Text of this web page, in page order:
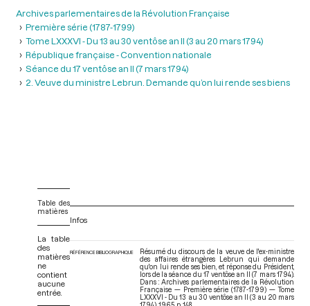
Archives parlementaires de la Révolution Française
Première série (1787-1799)
Tome LXXXVI - Du 13 au 30 ventôse an II (3 au 20 mars 1794)
République française - Convention nationale
Séance du 17 ventôse an II (7 mars 1794)
2. Veuve du ministre Lebrun. Demande qu’on lui rende ses biens
Table des
matières
La table
des
matières
ne
contient
aucune
entrée.
Infos
RÉFÉRENCE BIBLIOGRAPHIQUE
Résumé du discours de la veuve de l'ex-ministre
des affaires étrangères Lebrun qui demande
qu'on lui rende ses bien, et réponse du Président,
lors de la séance du 17 ventôse an II (7 mars 1794).
Dans : Archives parlementaires de la Révolution
Française — Première série (1787-1799) — Tome
LXXXVI - Du 13 au 30 ventôse an II (3 au 20 mars